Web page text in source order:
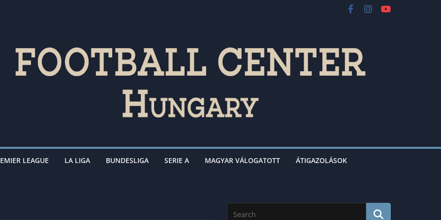
LEAGUE LA LIGA BUNDESLIGA SERIE A MAGYAR VÁLOGATOTT ÁTIGAZOLÁSOK